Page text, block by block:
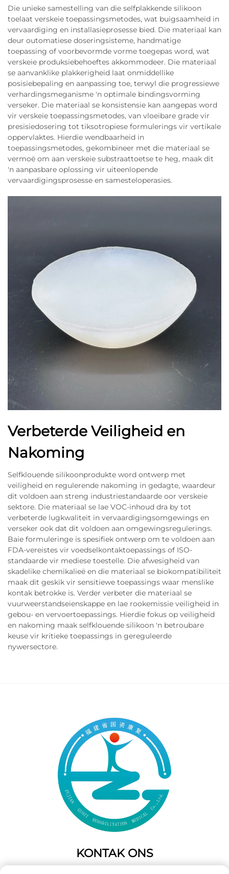
Die unieke samestelling van die selfplakkende silikoon
toelaat verskeie toepassingsmetodes, wat buigsaamheid in
vervaardiging en installasieprosesse bied. Die materiaal kan
deur outomatiese doseringsisteme, handmatige
toepassing of voorbevormde vorme toegepas word, wat
verskeie produksiebehoeftes akkommodeer. Die materiaal
se aanvanklike plakkerigheid laat onmiddellike
posisiebepaling en aanpassing toe, terwyl die progressiewe
verhardingsmeganisme 'n optimale bindingsvorming
verseker. Die materiaal se konsistensie kan aangepas word
vir verskeie toepassingsmetodes, van vloeibare grade vir
presisiedosering tot tiksotropiese formulerings vir vertikale
oppervlaktes. Hierdie wendbaarheid in
toepassingsmetodes, gekombineer met die materiaal se
vermoë om aan verskeie substraattoetse te heg, maak dit
'n aanpasbare oplossing vir uiteenlopende
vervaardigingsprosesse en samesteloperasies.
Verbeterde Veiligheid en
Nakoming
Selfklouende silikoonprodukte word ontwerp met
veiligheid en regulerende nakoming in gedagte, waardeur
dit voldoen aan streng industriestandaarde oor verskeie
sektore. Die materiaal se lae VOC-inhoud dra by tot
verbeterde lugkwaliteit in vervaardigingsomgewings en
verseker ook dat dit voldoen aan omgewingsregulerings.
Baie formuleringe is spesifiek ontwerp om te voldoen aan
FDA-vereistes vir voedselkontaktoepassings of ISO-
standaarde vir mediese toestelle. Die afwesigheid van
skadelike chemikalieë en die materiaal se biokompatibiliteit
maak dit geskik vir sensitiewe toepassings waar menslike
kontak betrokke is. Verder verbeter die materiaal se
vuurweerstandseienskappe en lae rookemissie veiligheid in
gebou- en vervoertoepassings. Hierdie fokus op veiligheid
en nakoming maak selfklouende silikoon 'n betroubare
keuse vir kritieke toepassings in gereguleerde
nywersectore.
KONTAK ONS